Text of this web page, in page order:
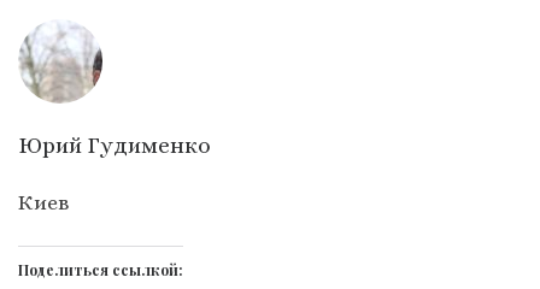
Юрий Гудименко
Киев
Поделиться ссылкой: